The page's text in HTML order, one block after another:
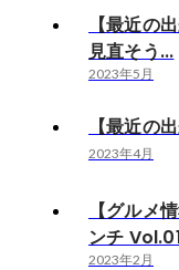
【最近の
見直そう...
2023年5月
【最近の
2023年4月
【グルメ
ンチ
2023年2月